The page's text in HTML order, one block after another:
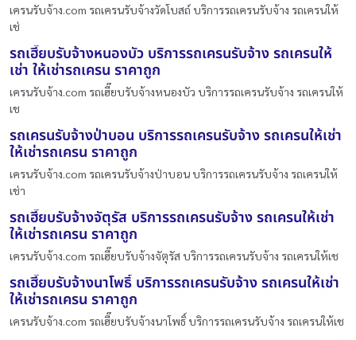
เครนรับจ้าง.com รถเครนรับจ้างวัดโบสถ์ บริการรถเครนรับจ้าง รถเครนให้
เช่
รถเฮี๊ยบรับจ้างหนองบัว บริการรถเครนรับจ้าง รถเครนให้
เช่า ให้เช่ารถเครน ราคาถูก
เครนรับจ้าง.com รถเฮี๊ยบรับจ้างหนองบัว บริการรถเครนรับจ้าง รถเครนให้
เช
รถเครนรับจ้างป่าบอน บริการรถเครนรับจ้าง รถเครนให้เช่า
ให้เช่ารถเครน ราคาถูก
เครนรับจ้าง.com รถเครนรับจ้างป่าบอน บริการรถเครนรับจ้าง รถเครนให้
เช่า
รถเฮี๊ยบรับจ้างจัตุรัส บริการรถเครนรับจ้าง รถเครนให้เช่า
ให้เช่ารถเครน ราคาถูก
เครนรับจ้าง.com รถเฮี๊ยบรับจ้างจัตุรัส บริการรถเครนรับจ้าง รถเครนให้เช
รถเฮี๊ยบรับจ้างนาโพธิ์ บริการรถเครนรับจ้าง รถเครนให้เช่า
ให้เช่ารถเครน ราคาถูก
เครนรับจ้าง.com รถเฮี๊ยบรับจ้างนาโพธิ์ บริการรถเครนรับจ้าง รถเครนให้เช